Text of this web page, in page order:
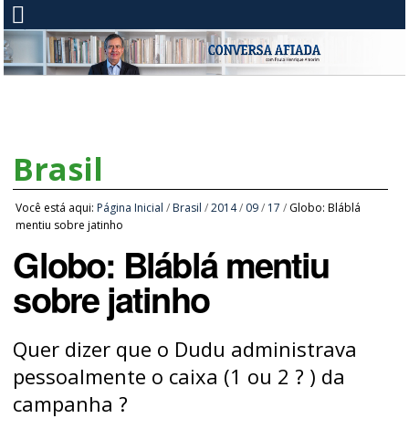
Brasil
Você está aqui: Página Inicial / Brasil /2014/ 09 / 17 / Globo: Bláblá
mentiu sobre jatinho
Globo: Bláblá mentiu
sobre jatinho
Quer dizer que o Dudu administrava
pessoalmente o caixa (1 ou 2 ? ) da
campanha ?